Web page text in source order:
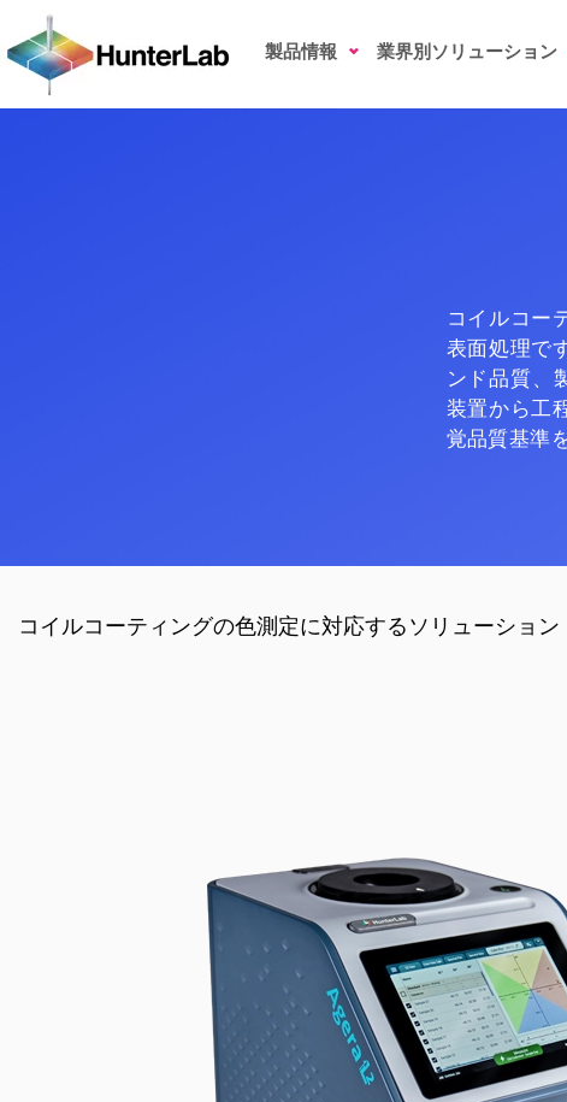
製品情報 業界別ソリューション
コイル・コーティング
コイルコー
表面処理で
ンド品質、
装置から工
覚品質基準
コイルコーティングの色測定に対応するソリューション